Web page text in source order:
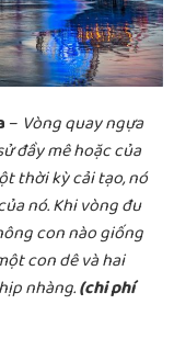
– Vòng quay ngựa
đầy mê hoặc của
thời kỳ cải tạo, nó
nó. Khi vòng đu
con nào giống
con dê và hai
nhàng.(chi phí